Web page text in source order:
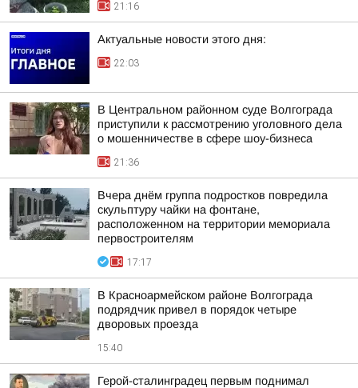
21:16
Актуальные новости этого дня:
22:03
В Центральном районном суде Волгограда
приступили к рассмотрению уголовного дела
о мошенничестве в сфере шоу-бизнеса
21:36
Вчера днём группа подростков повредила
скульптуру чайки на фонтане,
расположенном на территории мемориала
первостроителям
17:17
В Красноармейском районе Волгограда
подрядчик привел в порядок четыре
дворовых проезда
15:40
Герой-сталинградец первым поднимал